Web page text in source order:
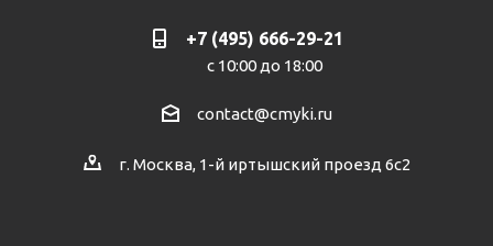
+7 (495) 666-29-21
с 10:00 до 18:00
contact@cmyki.ru
г. Москва, 1-й иртышский проезд 6с2